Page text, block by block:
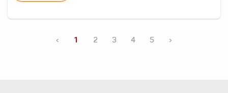
‹ 1 2 3 4 5 ›